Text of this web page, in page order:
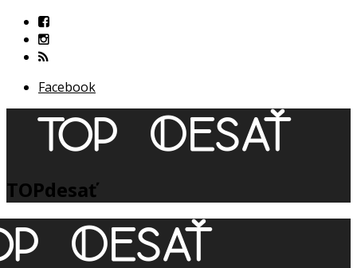
Facebook
TOPdesať